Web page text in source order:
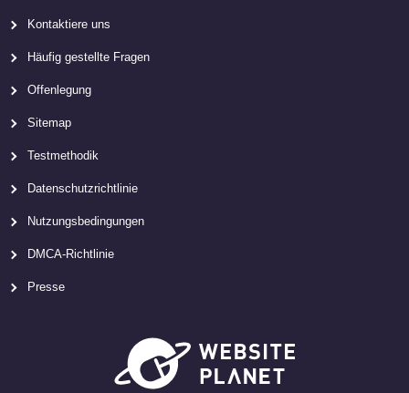
Kontaktiere uns
Häufig gestellte Fragen
Offenlegung
Sitemap
Testmethodik
Datenschutzrichtlinie
Nutzungsbedingungen
DMCA-Richtlinie
Presse